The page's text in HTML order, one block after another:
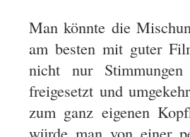
Man könnte die
am besten mit guter
nicht nur
freigesetzt und
zum ganz eigenen
würde man von einer